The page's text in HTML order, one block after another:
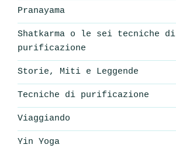
Pranayama
Shatkarma o le sei tecniche di
purificazione
Storie, Miti e Leggende
Tecniche di purificazione
Viaggiando
Yin Yoga